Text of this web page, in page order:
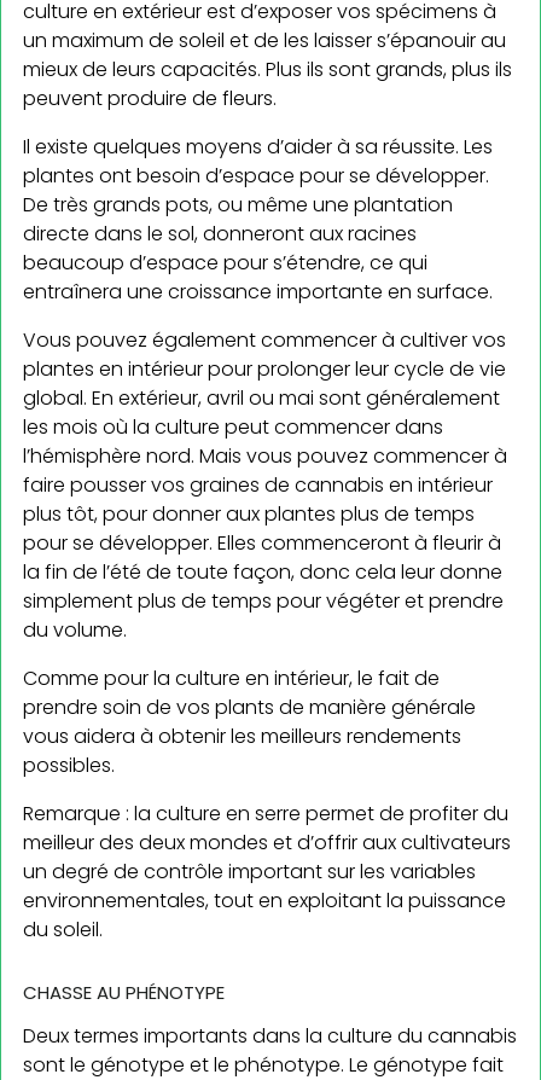
culture en extérieur est d’exposer vos spécimens à
un maximum de soleil et de les laisser s’épanouir au
mieux de leurs capacités. Plus ils sont grands, plus ils
peuvent produire de fleurs.
Il existe quelques moyens d’aider à sa réussite. Les
plantes ont besoin d’espace pour se développer.
De très grands pots, ou même une plantation
directe dans le sol, donneront aux racines
beaucoup d’espace pour s’étendre, ce qui
entraînera une croissance importante en surface.
Vous pouvez également commencer à cultiver vos
plantes en intérieur pour prolonger leur cycle de vie
global. En extérieur, avril ou mai sont généralement
les mois où la culture peut commencer dans
l’hémisphère nord. Mais vous pouvez commencer à
faire pousser vos graines de cannabis en intérieur
plus tôt, pour donner aux plantes plus de temps
pour se développer. Elles commenceront à fleurir à
la fin de l’été de toute façon, donc cela leur donne
simplement plus de temps pour végéter et prendre
du volume.
Comme pour la culture en intérieur, le fait de
prendre soin de vos plants de manière générale
vous aidera à obtenir les meilleurs rendements
possibles.
Remarque : la culture en serre permet de profiter du
meilleur des deux mondes et d’offrir aux cultivateurs
un degré de contrôle important sur les variables
environnementales, tout en exploitant la puissance
du soleil.
CHASSE AU PHÉNOTYPE
Deux termes importants dans la culture du cannabis
sont le génotype et le phénotype. Le génotype fait